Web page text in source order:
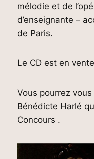
mélodie et de
d’enseignante –
de Paris.
Le CD est en
Vous pourrez
Bénédicte Harlé
Concours .